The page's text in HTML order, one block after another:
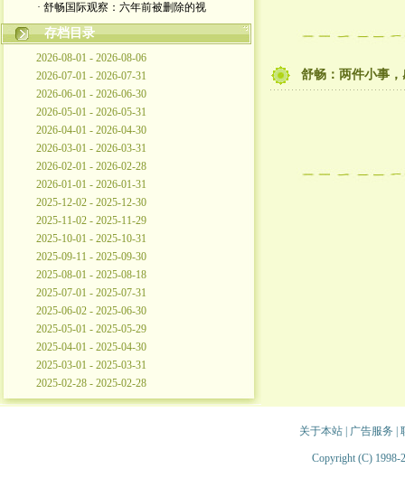
· 舒畅国际观察：六年前被删除的视
存档目录
2026-08-01 - 2026-08-06
2026-07-01 - 2026-07-31
2026-06-01 - 2026-06-30
2026-05-01 - 2026-05-31
2026-04-01 - 2026-04-30
2026-03-01 - 2026-03-31
2026-02-01 - 2026-02-28
2026-01-01 - 2026-01-31
2025-12-02 - 2025-12-30
2025-11-02 - 2025-11-29
2025-10-01 - 2025-10-31
2025-09-11 - 2025-09-30
2025-08-01 - 2025-08-18
2025-07-01 - 2025-07-31
2025-06-02 - 2025-06-30
2025-05-01 - 2025-05-29
2025-04-01 - 2025-04-30
2025-03-01 - 2025-03-31
2025-02-28 - 2025-02-28
舒畅：两件小事
关于本站| 广告服务
Copyright (C) 1998-